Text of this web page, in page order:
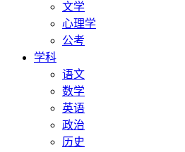
文学
心理学
公考
学科
语文
数学
英语
政治
历史